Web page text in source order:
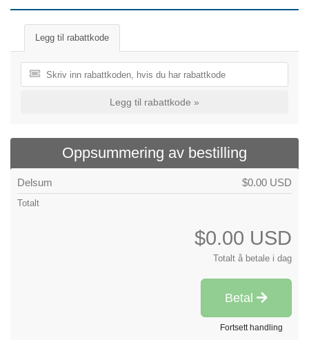
Legg til rabattkode
Legg til rabattkode »
Oppsummering av bestilling
Delsum $0.00 USD
Totalt
$0.00 USD
Totalt å betale i dag
Betal
Fortsett handling